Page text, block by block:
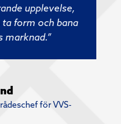
upplevelse,
form och bana
marknad.”
för VVS-